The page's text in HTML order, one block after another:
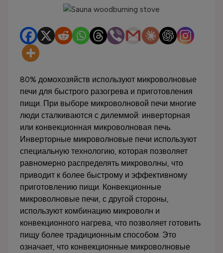
80% домохозяйств используют микроволновые
печи для быстрого разогрева и приготовления
пищи. При выборе микроволновой печи многие
люди сталкиваются с дилеммой: инверторная
или конвекционная микроволновая печь.
Инверторные микроволновые печи используют
специальную технологию, которая позволяет
равномерно распределять микроволны, что
приводит к более быстрому и эффективному
приготовлению пищи. Конвекционные
микроволновые печи, с другой стороны,
используют комбинацию микроволн и
конвекционного нагрева, что позволяет готовить
пищу более традиционным способом. Это
означает, что конвекционные микроволновые